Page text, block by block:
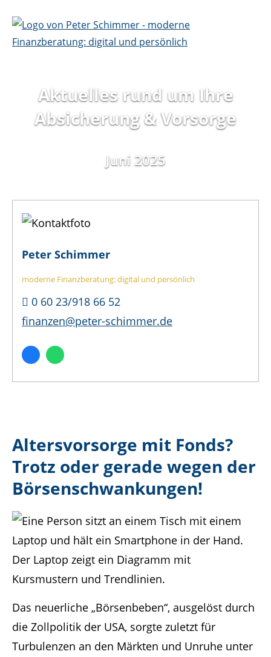
Aktuelles rund um Ihre
Absicherung& Vorsorge
Juni 2025
Peter Schimmer
moderne Finanzberatung:digital und persönlich
0 60 23/918 66 52
finanzen@peter-schimmer.de
Altersvorsorge mit Fonds?
Trotz oder gerade wegen der
Börsenschwankungen!
Das neuerliche „Börsenbeben“, ausgelöst durch
die Zollpolitik der USA, sorgte zuletzt für
Turbulenzen an den Märkten und Unruhe unter